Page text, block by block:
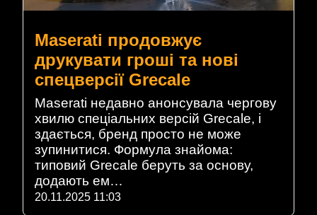
Maserati продовжує
друкувати гроші та нові
спецверсії Grecale
Maserati недавно анонсувала чергову
хвилю спеціальних версій Grecale, і
здається, бренд просто не може
зупинитися. Формула знайома:
типовий Grecale беруть за основу,
додають ем…
20.11.2025 11:03